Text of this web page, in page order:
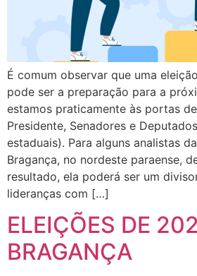
É comum observar que uma
pode ser a preparação para a
estamos praticamente às portas
Presidente, Senadores e
estaduais). Para alguns analistas
Bragança, no nordeste paraense,
resultado, ela poderá ser um
lideranças com […]
ELEIÇÕES DE
BRAGANÇA